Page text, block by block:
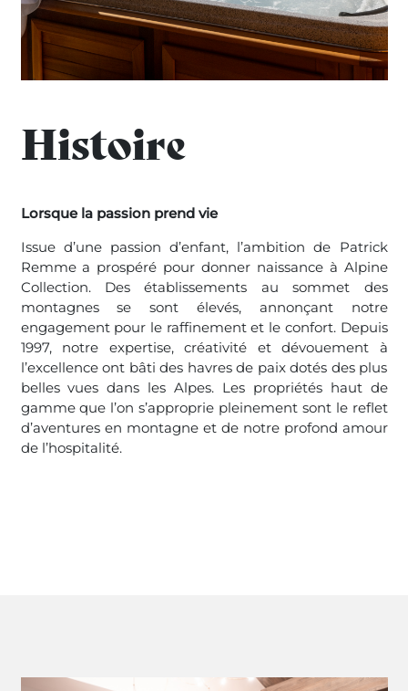
Histoire
Lorsque la passion prend vie
Issue d’une passion d’enfant, l’ambition de Patrick
Remme a prospéré pour donner naissance à Alpine
Collection. Des établissements au sommet des
montagnes se sont élevés, annonçant notre
engagement pour le raffinement et le confort. Depuis
1997, notre expertise, créativité et dévouement à
l’excellence ont bâti des havres de paix dotés des plus
belles vues dans les Alpes. Les propriétés haut de
gamme que l’on s’approprie pleinement sont le reflet
d’aventures en montagne et de notre profond amour
de l’hospitalité.